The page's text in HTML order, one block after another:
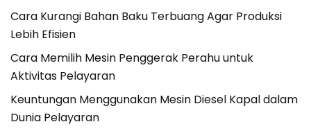
Cara Kurangi Bahan Baku Terbuang Agar Produksi
Lebih Efisien
Cara Memilih Mesin Penggerak Perahu untuk
Aktivitas Pelayaran
Keuntungan Menggunakan Mesin Diesel Kapal dalam
Dunia Pelayaran